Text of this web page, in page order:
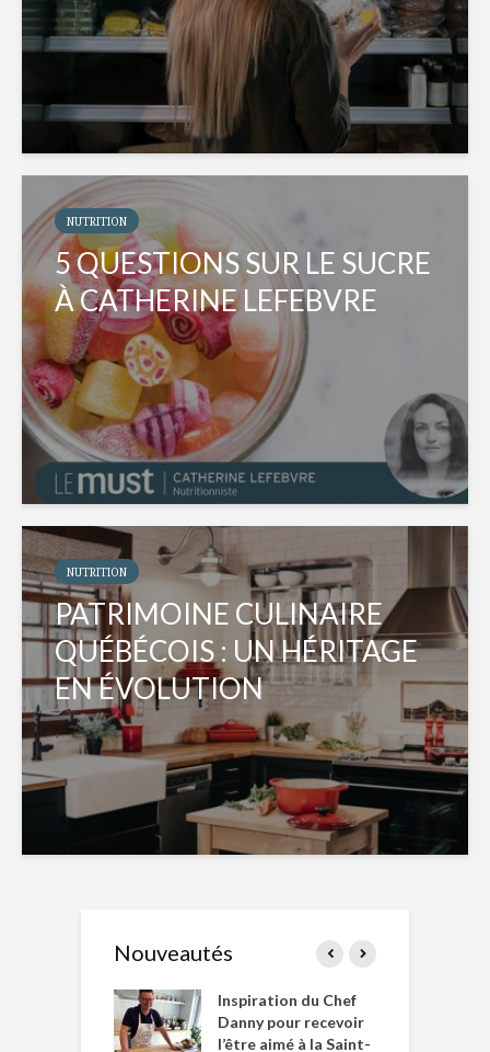
NUTRITION
5 QUESTIONS SUR LE SUCRE
À CATHERINE LEFEBVRE
NUTRITION
PATRIMOINE CULINAIRE
QUÉBÉCOIS : UN HÉRITAGE
EN ÉVOLUTION
Nouveautés
Inspiration du Chef
Danny pour recevoir
l’être aimé à la Saint-